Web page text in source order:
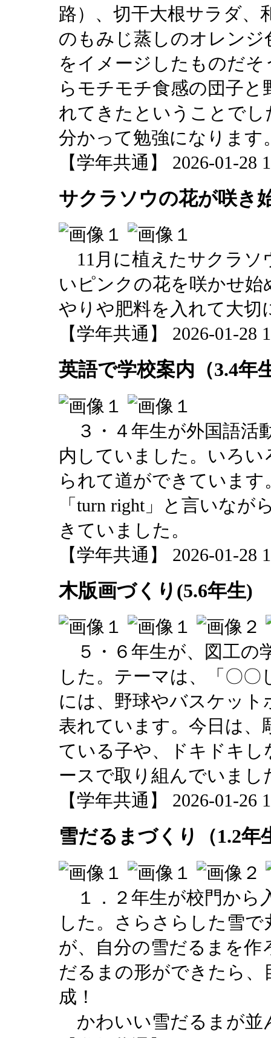
路）、切干大根サラダ、
のもみじ蒸しのオレン
をイメージしたものだ
らモチモチ食感の団子
れてきたということで
分かって勉強になります
【学年共通】 2026-01-28
サクラソウの花が咲き
11月に植えたサクラソ
いピンクの花を咲かせ
やりや肥料を入れて大切
【学年共通】 2026-01-28
英語で学校案内（3.4年
３・４年生が外国語活
内していました。いろ
られて道ができています
「turn right」と言いな
きていました。
【学年共通】 2026-01-28
木版画づくり(5.6年生)
５・６年生が、図工の
した。テーマは、「〇
には、野球やバスケッ
表れています。今日は、
ている子や、ドキドキ
ースで取り組んでいまし
【学年共通】 2026-01-26
雪だるまづくり（1.2年
１．２年生が校門から
した。さらさらした雪
が、自分の雪だるまを
だるまの形ができたら
成！
かわいい雪だるまが